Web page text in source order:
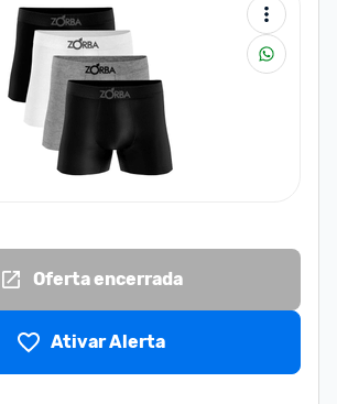
Oferta encerrada
Ativar Alerta